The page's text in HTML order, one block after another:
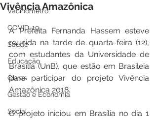
Vacinômetro
COVID-19
Saúde
Educação
Obras
Gestão e Economia
Social
Vivência Amazônica
A Prefeita Fernanda Hassem esteve
reunida na tarde de quarta-feira (12),
com estudantes da Universidade de
Brasília (UnB), que estão em Brasileia
para participar do projeto Vivência
Amazônica 2018.
O projeto iniciou em Brasília no dia 1